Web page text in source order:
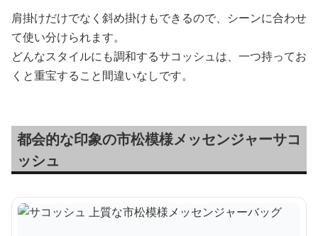
肩掛けだけでなく斜め掛けもできるので、シーンに合わせ
て使い分けられます。
どんなスタイルにも調和するサコッシュは、一つ持ってお
くと重宝すること間違いなしです。
都会的な印象の市松模様メッセンジャーサコ
ッシュ